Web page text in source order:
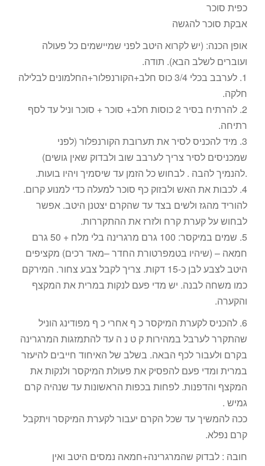
כפית סוכר
אבקת סוכר להגשה
אופן הכנה: (יש לקרוא היטב לפני שמיישמים כל פעולה
ועוברים לשלב הבא). תודה.
1. לערבב בכלי 3/4 כוס חלב+הקורנפלור+החלמונים לבלילה
חלקה.
2. להרתיח בסיר 2 כוסות חלב+ סוכר + סוכר וניל עד לסף
רתיחה.
3. מיד להכניס לסיר את תערובת הקורנפלור (לפני
שמכניסים לסיר צריך לערבב שוב ולבדוק שאין גושים)
.להנמיך להבה . לבחוש כל הזמן עד שיסמיך ויהיו בועות.
4. לכבות את האש ולבזוק כף סוכר למעלה כדי למנוע קרום.
להוריד מהגז ולשים בצד עד שהקרם יצטנן היטב. אפשר
לבחוש על קערת קרח ולזרז את ההתקררות.
5. שמים במיקסר: 100 גרם מרגרינה בלי מלח + 50 גרם
חמאה – (שיהיו בטמפרטורת החדר –מאד רכים) מקציפים
היטב לצבע לבן כ-15 דקות. צריך לקבל צבע צחור. המירקם
כמו משחה לבנה. יש מדי פעם לנקות במרית את המקצף
והקערה.
6. להכניס לקערת המיקסר כ ף אחרי כ ף מפודינג הוניל
שהתקרר לערבל במהירות ק ט נ ה עד להתמזגות המרגרינה
בקרם ולעבור לכף הבאה. בשלב של האיחוד חייבים להיעזר
במרית ומדי פעם להפסיק את פעולת המיקסר ולנקות את
המקצף והדפנות. לפחות בכפות הראשונות עד שנהיה קרם
גמיש .
ככה להמשיך עד שכל הקרם יעבור לקערת המיקסר ויתקבל
קרם נפלא.
חובה : לבדוק שהמרגרינה+חמאה נמסים היטב ואין